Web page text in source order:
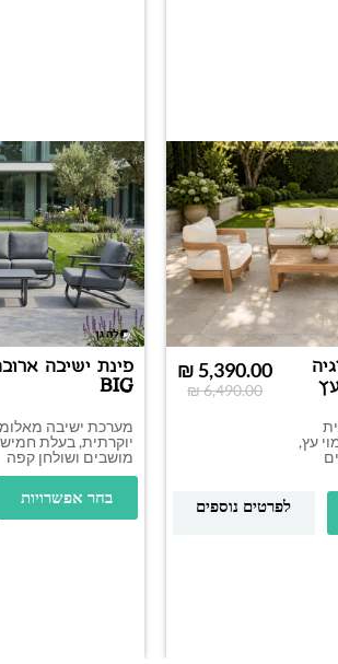
עץ,
₪6,490.00
₪5,390.00
לפרטים נוספים
פינת ישיבה
BIG
מערכת ישיבה
יוקרתית, בעלת
מושבים ושולחן קפה
בחר אפשרויות